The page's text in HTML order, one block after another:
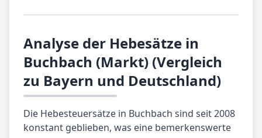
Analyse der Hebesätze in
Buchbach (Markt) (Vergleich
zu Bayern und Deutschland)
Die Hebesteuersätze in Buchbach sind seit 2008
konstant geblieben, was eine bemerkenswerte